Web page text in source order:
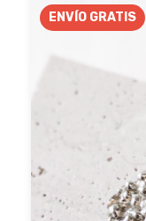
ENVÍO GRATIS